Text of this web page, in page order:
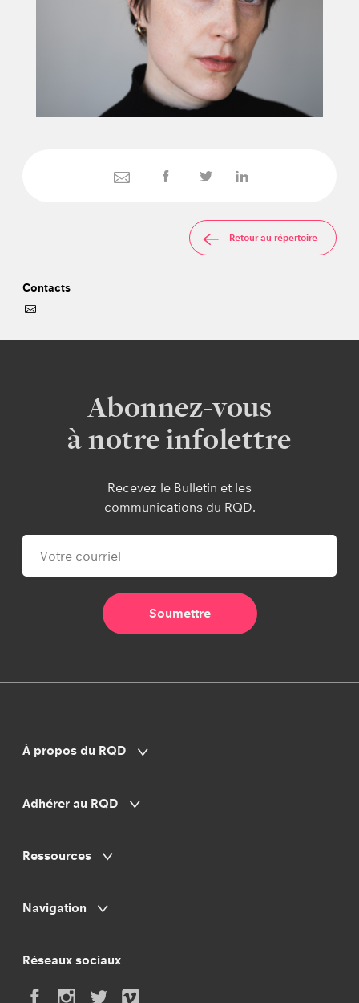
Retour au répertoire
Contacts
Abonnez-vous
à notre infolettre
Recevez le Bulletin et les
communications du RQD.
À propos du RQD
Adhérer au RQD
Ressources
Navigation
Réseaux sociaux